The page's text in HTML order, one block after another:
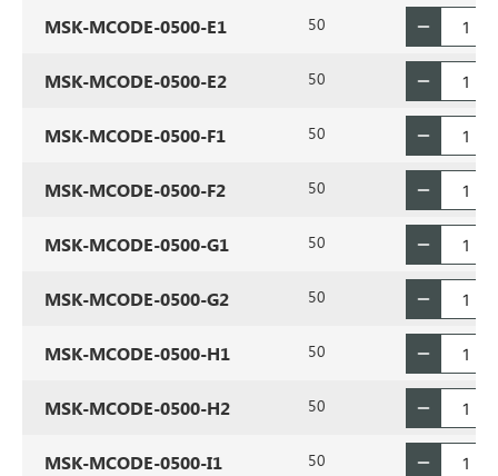
MSK-MCODE-0500-E1 50
MSK-MCODE-0500-E2 50
MSK-MCODE-0500-F1 50
MSK-MCODE-0500-F2 50
MSK-MCODE-0500-G1 50
MSK-MCODE-0500-G2 50
MSK-MCODE-0500-H1 50
MSK-MCODE-0500-H2 50
MSK-MCODE-0500-I1 50